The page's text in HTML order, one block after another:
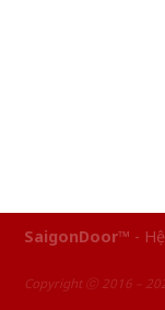
SaigonDoor™ -
Copyright ⓒ 2016 –